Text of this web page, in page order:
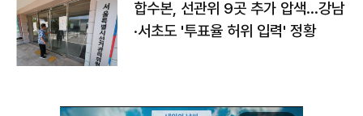
합수본, 선관위 9곳 추가 압색…강남
·서초도 '투표율 허위 입력' 정황